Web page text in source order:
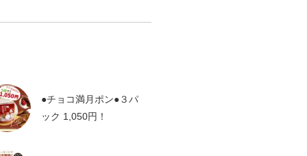
●チョコ満月ポン●３パ
ック 1,050円！